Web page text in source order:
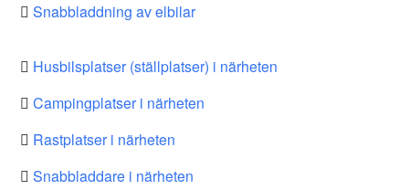
Snabbladdning av elbilar
Husbilsplatser (ställplatser) i närheten
Campingplatser i närheten
Rastplatser i närheten
Snabbladdare i närheten